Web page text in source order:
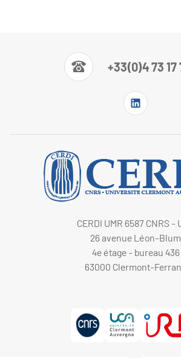
+33(0)4 73 17
CERDI UMR 6587 CNRS -
26 avenue Léon-Blum
4e étage - bureau 436
63000 Clermont-